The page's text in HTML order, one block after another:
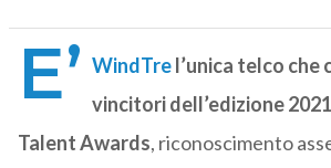
E’ WindTrel’unica telco che
vincitori dell’edizione
Talent Awards, riconoscimento